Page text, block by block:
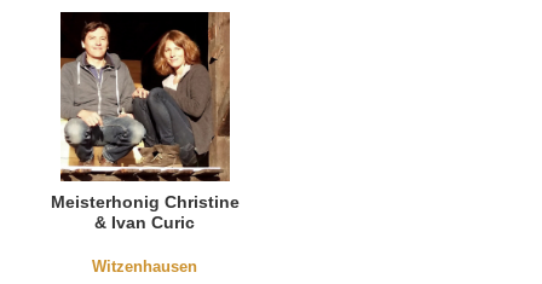
Meisterhonig Christine
& Ivan Curic
Witzenhausen